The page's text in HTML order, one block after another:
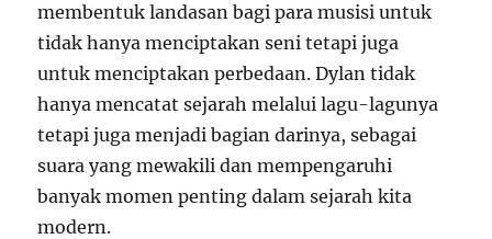
membentuk landasan bagi para musisi untuk
tidak hanya menciptakan seni tetapi juga
untuk menciptakan perbedaan. Dylan tidak
hanya mencatat sejarah melalui lagu-lagunya
tetapi juga menjadi bagian darinya, sebagai
suara yang mewakili dan mempengaruhi
banyak momen penting dalam sejarah kita
modern.